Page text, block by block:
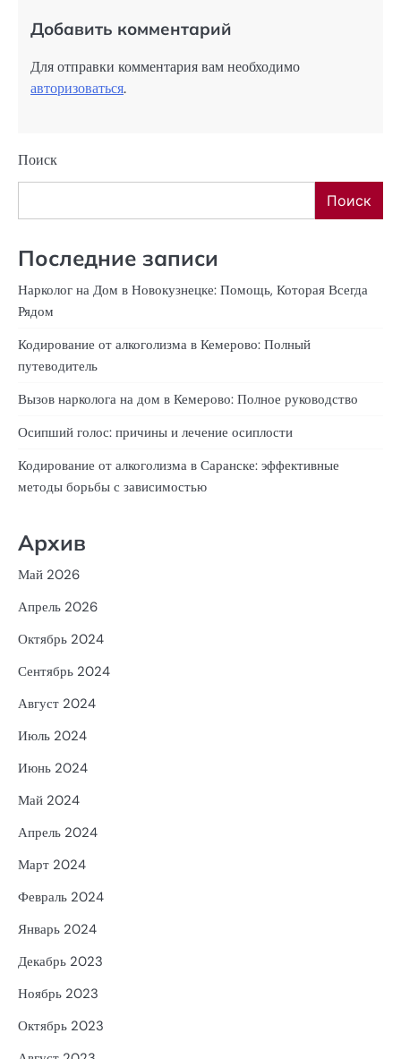
Добавить комментарий
Для отправки комментария вам необходимо
авторизоваться.
Поиск
Поиск
Последние записи
Нарколог на Дом в Новокузнецке: Помощь, Которая Всегда
Рядом
Кодирование от алкоголизма в Кемерово: Полный
путеводитель
Вызов нарколога на дом в Кемерово: Полное руководство
Осипший голос: причины и лечение осиплости
Кодирование от алкоголизма в Саранске: эффективные
методы борьбы с зависимостью
Архив
Май 2026
Апрель 2026
Октябрь 2024
Сентябрь 2024
Август 2024
Июль 2024
Июнь 2024
Май 2024
Апрель 2024
Март 2024
Февраль 2024
Январь 2024
Декабрь 2023
Ноябрь 2023
Октябрь 2023